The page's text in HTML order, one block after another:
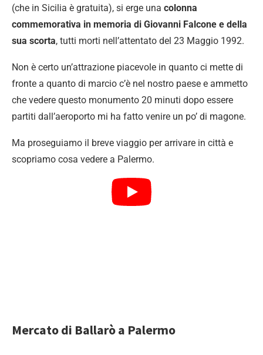
(che in Sicilia è gratuita), si erge una colonna
commemorativa in memoria di Giovanni Falcone e della
sua scorta, tutti morti nell’attentato del 23 Maggio 1992.
Non è certo un’attrazione piacevole in quanto ci mette di
fronte a quanto di marcio c’è nel nostro paese e ammetto
che vedere questo monumento 20 minuti dopo essere
partiti dall’aeroporto mi ha fatto venire un po’ di magone.
Ma proseguiamo il breve viaggio per arrivare in città e
scopriamo cosa vedere a Palermo.
Mercato di Ballarò a Palermo